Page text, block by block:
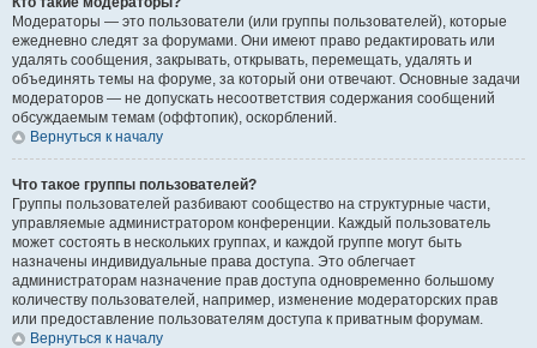
Модераторы — это пользователи (или группы пользователей), которые
ежедневно следят за форумами. Они имеют право редактировать или
удалять сообщения, закрывать, открывать, перемещать, удалять и
объединять темы на форуме, за который они отвечают. Основные задачи
модераторов — не допускать несоответствия содержания сообщений
обсуждаемым темам (оффтопик), оскорблений.
Вернуться к началу
Что такое группы пользователей?
Группы пользователей разбивают сообщество на структурные части,
управляемые администратором конференции. Каждый пользователь
может состоять в нескольких группах, и каждой группе могут быть
назначены индивидуальные права доступа. Это облегчает
администраторам назначение прав доступа одновременно большому
количеству пользователей, например, изменение модераторских прав
или предоставление пользователям доступа к приватным форумам.
Вернуться к началу